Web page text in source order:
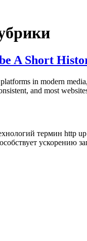
A Short
in modern
and most
термин http up
ускорению